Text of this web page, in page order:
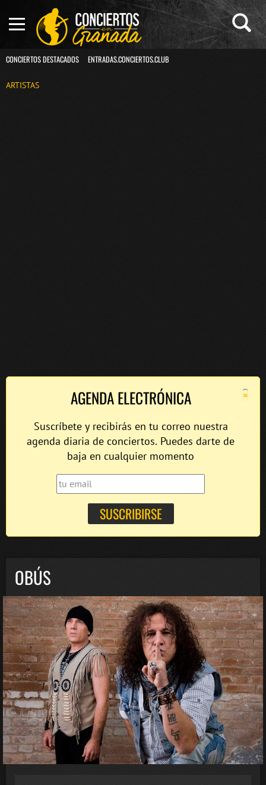
CONCIERTOS DESTACADOS ENTRADAS.CONCIERTOS.CLUB
ARTISTAS
×
AGENDA ELECTRÓNICA
Suscríbete y recibirás en tu correo nuestra
agenda diaria de conciertos. Puedes darte de
baja en cualquier momento
OBÚS